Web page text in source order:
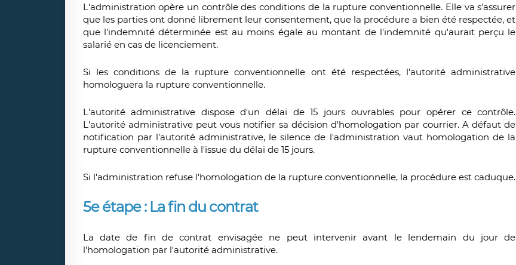
L'administration opère un contrôle des conditions de la rupture conventionnelle. Elle va s'assurer
que les parties ont donné librement leur consentement, que la procédure a bien été respectée, et
que l'indemnité déterminée est au moins égale au montant de l'indemnité qu'aurait perçu le
salarié en cas de licenciement.
Si les conditions de la rupture conventionnelle ont été respectées, l'autorité administrative
homologuera la rupture conventionnelle.
L'autorité administrative dispose d'un délai de 15 jours ouvrables pour opérer ce contrôle.
L'autorité administrative peut vous notifier sa décision d'homologation par courrier. A défaut de
notification par l'autorité administrative, le silence de l'administration vaut homologation de la
rupture conventionnelle à l'issue du délai de 15 jours.
Si l'administration refuse l'homologation de la rupture conventionnelle, la procédure est caduque.
5e étape : La fin du contrat
La date de fin de contrat envisagée ne peut intervenir avant le lendemain du jour de
l'homologation par l'autorité administrative.